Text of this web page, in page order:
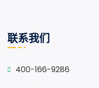
联系我们
400-166-9286